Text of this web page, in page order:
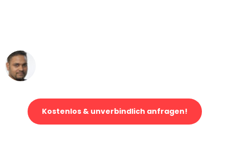
Kostenlos & unverbindlich anfragen!